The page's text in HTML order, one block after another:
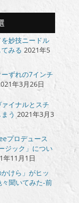
を妙技ニードル
みる 2021年5
ーずれの7インチ
年3月26日
ァイナルとスチ
う 2021年3月3
プロデュース
ジック」につい
年11月1日
けら」がヒッ
々聞いてみた-前